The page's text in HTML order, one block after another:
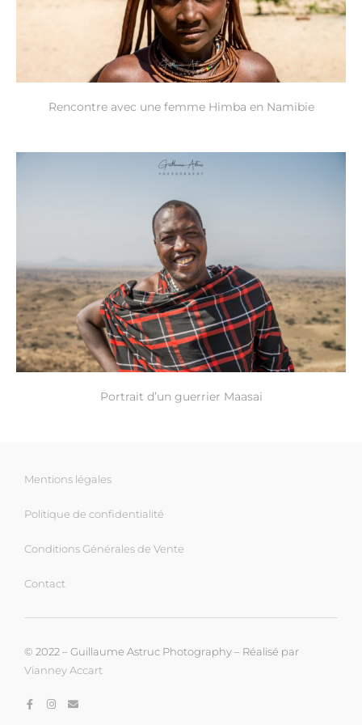
Rencontre avec une femme Himba en Namibie
Portrait d’un guerrier Maasai
Mentions légales
Politique de confidentialité
Conditions Générales de Vente
Contact
© 2022 – Guillaume Astruc Photography – Réalisé par
Vianney Accart